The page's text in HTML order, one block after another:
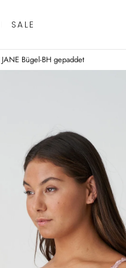
SALE
JANE Bügel-BH gepaddet